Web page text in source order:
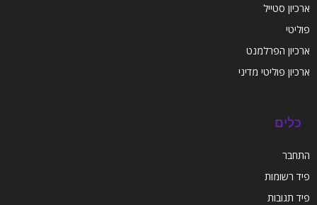
ארכיון סטייל
פוליטי
ארכיון הפרלמנט
ארכיון פוליטי מדיני
כלים
התחבר
פיד רשומות
פיד תגובות